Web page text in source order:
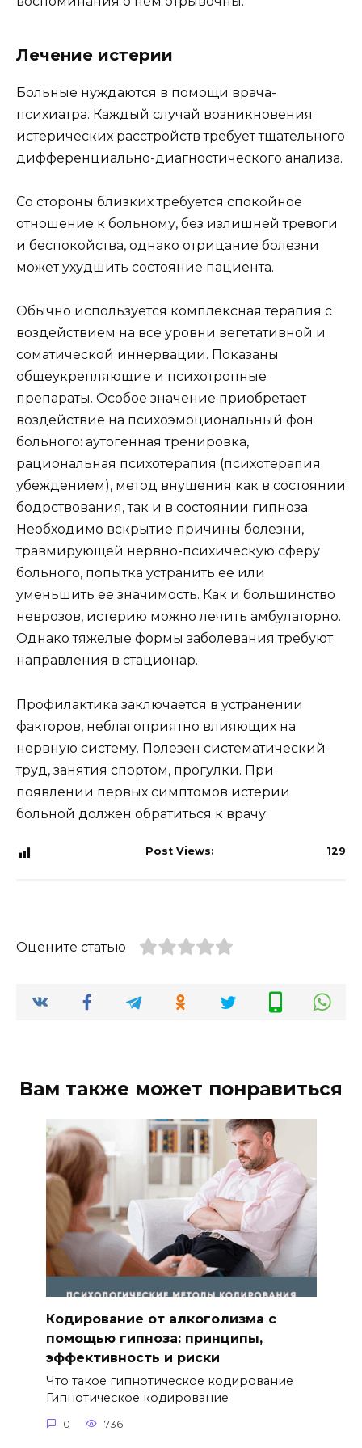
Лечение истерии
Больные нуждаются в помощи врача-
психиатра. Каждый случай возникновения
истерических расстройств требует тщательного
дифференциально-диагностического анализа.
Со стороны близких требуется спокойное
отношение к больному, без излишней тревоги
и беспокойства, однако отрицание болезни
может ухудшить состояние пациента.
Обычно используется комплексная терапия с
воздействием на все уровни вегетативной и
соматической иннервации. Показаны
общеукрепляющие и психотропные
препараты. Особое значение приобретает
воздействие на психоэмоциональный фон
больного: аутогенная тренировка,
рациональная психотерапия (психотерапия
убеждением), метод внушения как в состоянии
бодрствования, так и в состоянии гипноза.
Необходимо вскрытие причины болезни,
травмирующей нервно-психическую сферу
больного, попытка устранить ее или
уменьшить ее значимость. Как и большинство
неврозов, истерию можно лечить амбулаторно.
Однако тяжелые формы заболевания требуют
направления в стационар.
Профилактика заключается в устранении
факторов, неблагоприятно влияющих на
нервную систему. Полезен систематический
труд, занятия спортом, прогулки. При
появлении первых симптомов истерии
больной должен обратиться к врачу.
Post Views: 129
Оцените статью
Вам также может понравиться
Кодирование от алкоголизма с
помощью гипноза: принципы,
эффективность и риски
Что такое гипнотическое кодирование
Гипнотическое кодирование
0 736